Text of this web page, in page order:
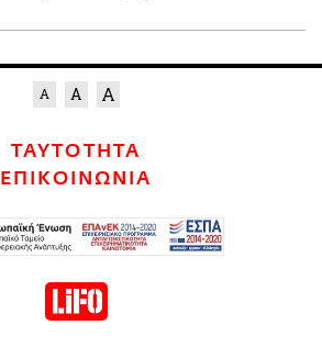
ΤΑΥΤΟΤΗΤΑ
ΕΠΙΚΟΙΝΩΝΙΑ